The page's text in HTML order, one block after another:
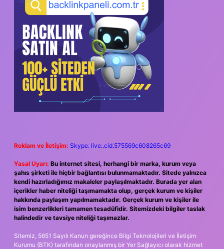
Reklam ve İletişim: Skype: live:.cid.575569c608265c69
Yasal Uyarı: Bu internet sitesi, herhangi bir marka, kurum veya
şahıs şirketi ile hiçbir bağlantısı bulunmamaktadır. Sitede yalnızca
kendi hazırladığımız makaleler paylaşılmaktadır. Burada yer alan
içerikler haber niteliği taşımamakta olup, gerçek kurum ve kişiler
hakkında paylaşım yapılmamaktadır. Gerçek kurum ve kişiler ile
isim benzerlikleri tamamen tesadüfidir. Sitemizdeki bilgiler taslak
halindedir ve tavsiye niteliği taşımazlar.
Sitemiz, 5651 Sayılı Kanun gereğince Bilgi Teknolojileri ve İletişim
Kurumu (BTK) tarafından onaylanmış bir Yer Sağlayıcı olarak hizmet